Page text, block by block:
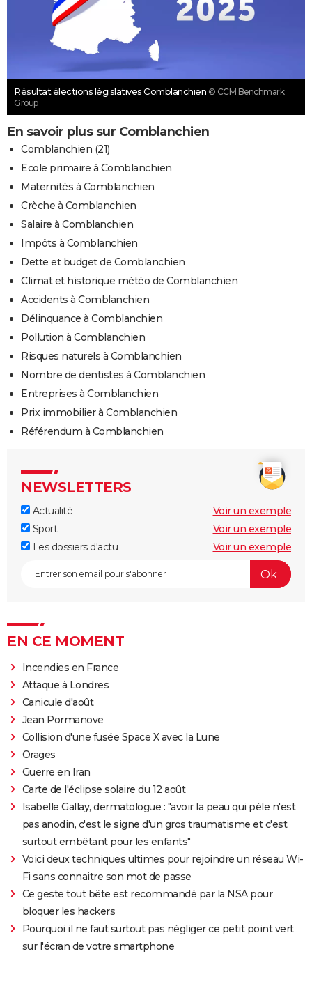
Résultat élections législatives Comblanchien © CCM Benchmark
Group
En savoir plus sur Comblanchien
Comblanchien (21)
Ecole primaire à Comblanchien
Maternités à Comblanchien
Crèche à Comblanchien
Salaire à Comblanchien
Impôts à Comblanchien
Dette et budget de Comblanchien
Climat et historique météo de Comblanchien
Accidents à Comblanchien
Délinquance à Comblanchien
Pollution à Comblanchien
Risques naturels à Comblanchien
Nombre de dentistes à Comblanchien
Entreprises à Comblanchien
Prix immobilier à Comblanchien
Référendum à Comblanchien
NEWSLETTERS
Actualité
Voir un exemple
Sport
Voir un exemple
Les dossiers d'actu
Voir un exemple
EN CE MOMENT
Incendies en France
Attaque à Londres
Canicule d'août
Jean Pormanove
Collision d'une fusée Space X avec la Lune
Orages
Guerre en Iran
Carte de l'éclipse solaire du 12 août
Isabelle Gallay, dermatologue : "avoir la peau qui pèle n'est
pas anodin, c'est le signe d'un gros traumatisme et c'est
surtout embêtant pour les enfants"
Voici deux techniques ultimes pour rejoindre un réseau Wi-
Fi sans connaitre son mot de passe
Ce geste tout bête est recommandé par la NSA pour
bloquer les hackers
Pourquoi il ne faut surtout pas négliger ce petit point vert
sur l'écran de votre smartphone